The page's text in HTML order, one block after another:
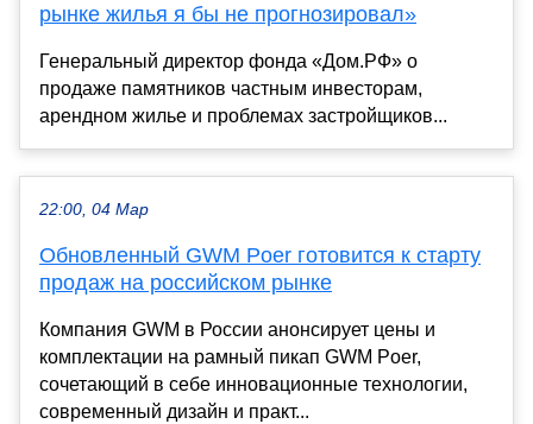
рынке жилья я бы не прогнозировал»
Генеральный директор фонда «Дом.РФ» о
продаже памятников частным инвесторам,
арендном жилье и проблемах застройщиков...
22:00, 04 Мар
Обновленный GWM Poer готовится к старту
продаж на российском рынке
Компания GWM в России анонсирует цены и
комплектации на рамный пикап GWM Poer,
сочетающий в себе инновационные технологии,
современный дизайн и практ...